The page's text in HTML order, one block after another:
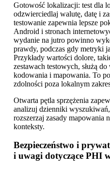
Gotowość lokalizacji: test dla
odzwierciedlaj walutę, datę i
testowanie zapewnia lepsze
Android i stronach
wydanie na jutro powinno
prawdy, podczas gdy metryki
Przykłady wartości dolore,
zestawach testowych, służą
kodowania i mapowania. To
zdolności poza lokalnym
Otwarta pętla sprzężenia
analizuj dzienniki
rozszerzaj zasady mapowania
konteksty.
Bezpieczeństwo i
i uwagi dotyczące PHI